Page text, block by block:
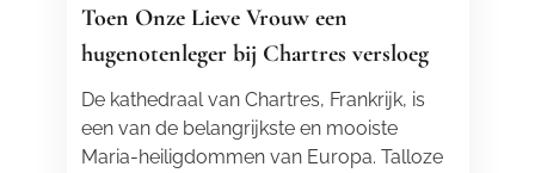
Toen Onze Lieve Vrouw een
hugenotenleger bij Chartres versloeg
De kathedraal van Chartres, Frankrijk, is
een van de belangrijkste en mooiste
Maria-heiligdommen van Europa. Talloze